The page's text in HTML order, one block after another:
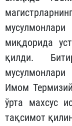
миқдорида
қилди.
Имом
ўрта махсус
тақсимот